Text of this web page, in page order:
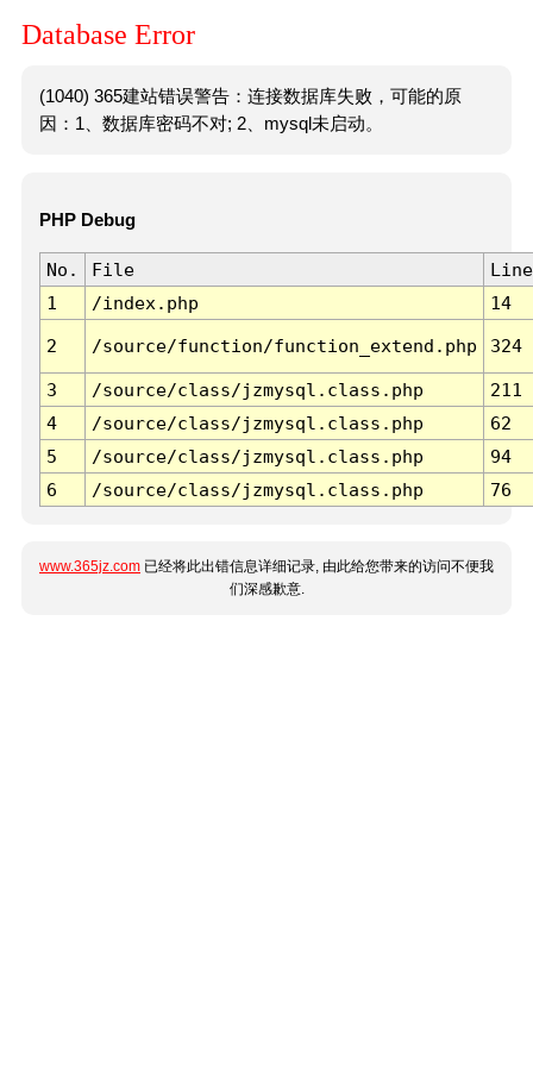
Database Error
(1040) 365建站错误警告：连接数据库失败，可能的原
因：1、数据库密码不对; 2、mysql未启动。
PHP Debug
No. File
Line
1
/index.php 14
2 /source/function/function_extend.php 324
3 /source/class/jzmysql.class.php
211
4
/source/class/jzmysql.class.php
62
5
/source/class/jzmysql.class.php
94
6
/source/class/jzmysql.class.php 76
www.365jz.com 已经将此出错信息详细记录, 由此给您带来的访问不便我
们深感歉意.